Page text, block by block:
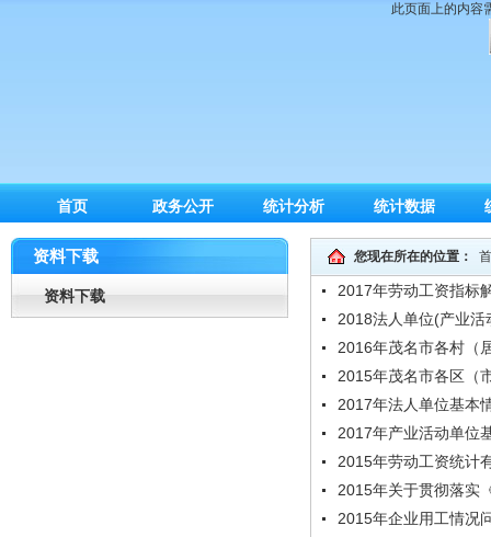
此页面上的内容
首页 政务公开 统计分析 统计数据
资料下载
资料下载
您现在所在的位置：
2017年劳动工资指标
2018法人单位(产业
2016年茂名市各村（
2015年茂名市各区（
2017年法人单位基本
2017年产业活动单位
2015年劳动工资统计
2015年关于贯彻落实
2015年企业用工情况